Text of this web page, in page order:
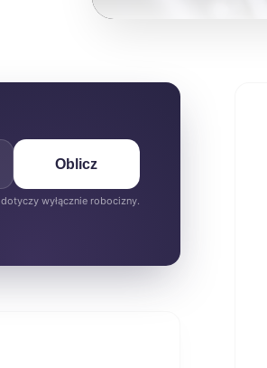
Oblicz
wyłącznie robocizny.